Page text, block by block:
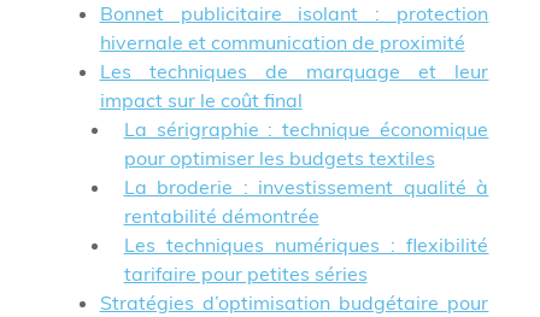
Bonnet publicitaire isolant : protection
hivernale et communication de proximité
Les techniques de marquage et leur
impact sur le coût final
La sérigraphie : technique économique
pour optimiser les budgets textiles
La broderie : investissement qualité à
rentabilité démontrée
Les techniques numériques : flexibilité
tarifaire pour petites séries
Stratégies d’optimisation budgétaire pour